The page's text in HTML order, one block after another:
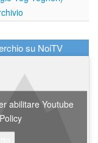
su NoiTV
abilitare Youtube